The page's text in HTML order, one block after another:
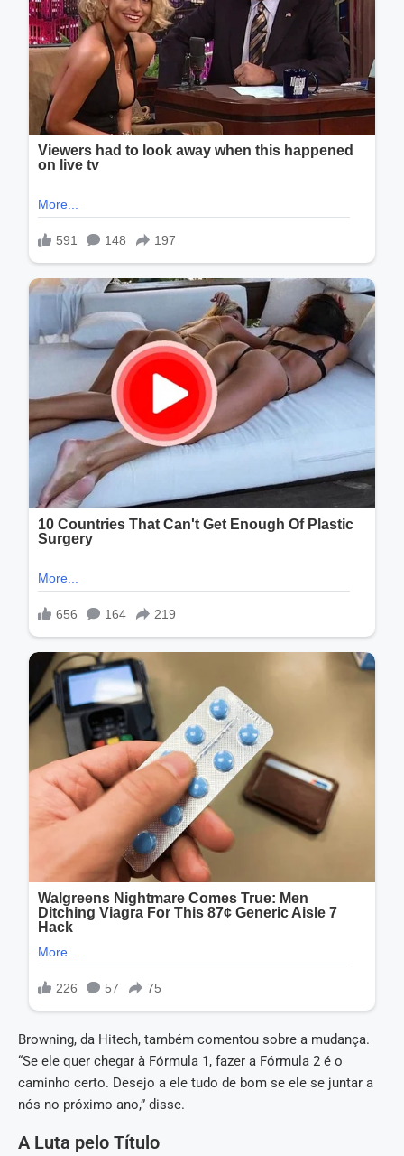
Browning, da Hitech, também comentou sobre a mudança.
“Se ele quer chegar à Fórmula 1, fazer a Fórmula 2 é o
caminho certo. Desejo a ele tudo de bom se ele se juntar a
nós no próximo ano,” disse.
A Luta pelo Título